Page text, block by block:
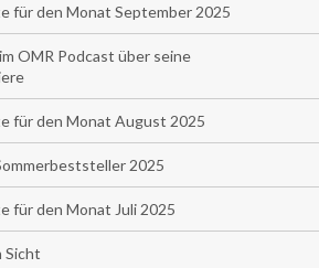
für den Monat September 2025
OMR Podcast über seine
für den Monat August 2025
2025
für den Monat Juli 2025
Sicht